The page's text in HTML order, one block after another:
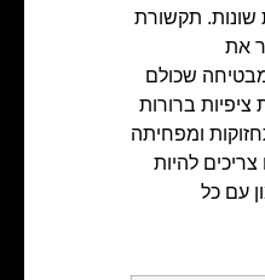
שונות. תקשורת
את
שכולם
ציפיות ברורות
ומפחיתה
להיות
עם כל